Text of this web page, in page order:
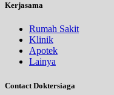
Kerjasama
Rumah Sakit
Klinik
Apotek
Lainya
Contact Doktersiaga